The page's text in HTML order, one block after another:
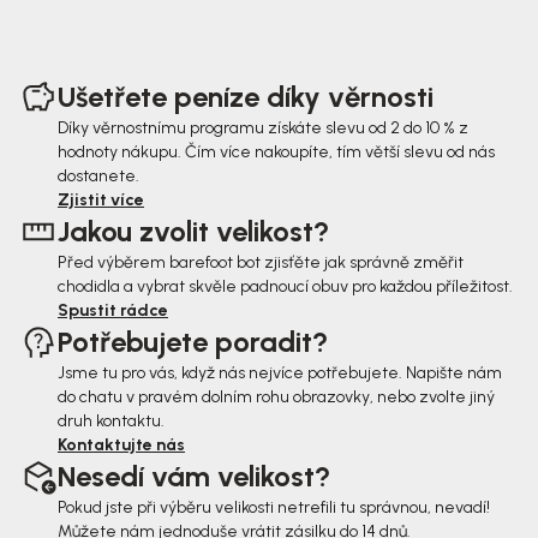
Ušetřete peníze díky věrnosti
Díky věrnostnímu programu získáte slevu od 2 do 10 % z
hodnoty nákupu. Čím více nakoupíte, tím větší slevu od nás
dostanete.
Zjistit více
Jakou zvolit velikost?
Před výběrem barefoot bot zjisťěte jak správně změřit
chodidla a vybrat skvěle padnoucí obuv pro každou příležitost.
Spustit rádce
Potřebujete poradit?
Jsme tu pro vás, když nás nejvíce potřebujete. Napište nám
do chatu v pravém dolním rohu obrazovky, nebo zvolte jiný
druh kontaktu.
Kontaktujte nás
Nesedí vám velikost?
Pokud jste při výběru velikosti netrefili tu správnou, nevadí!
Můžete nám jednoduše vrátit zásilku do 14 dnů.